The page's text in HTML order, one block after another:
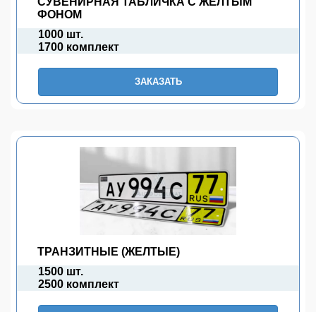
ФОНОМ
1000 шт.
1700 комплект
ЗАКАЗАТЬ
ТРАНЗИТНЫЕ (ЖЕЛТЫЕ)
1500 шт.
2500 комплект